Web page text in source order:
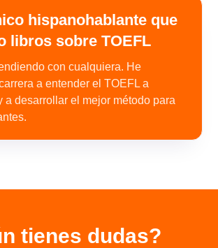
hispanohablante que
libros sobre TOEFL
con cualquiera. He
a entender el TOEFL a
a desarrollar el mejor método para
tienes dudas?